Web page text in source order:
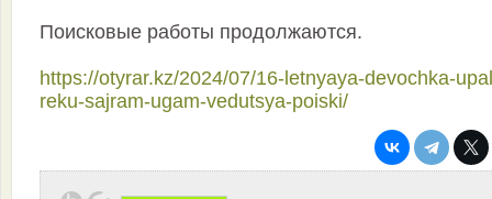
Поисковые работы продолжаются.
https://otyrar.kz/2024/07/16-letnyaya-devochka-
reku-sajram-ugam-vedutsya-poiski/